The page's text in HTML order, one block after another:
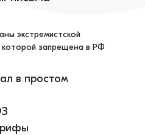
экстремистской
которой запрещена в РФ
в простом